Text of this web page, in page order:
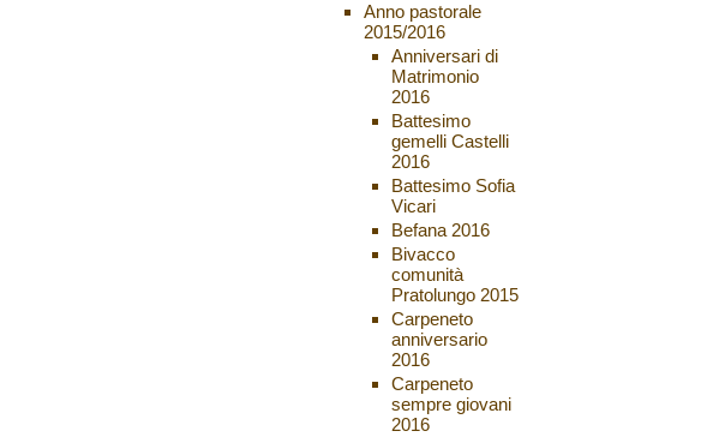
Anno pastorale
2015/2016
Anniversari di
Matrimonio
2016
Battesimo
gemelli Castelli
2016
Battesimo Sofia
Vicari
Befana 2016
Bivacco
comunità
Pratolungo 2015
Carpeneto
anniversario
2016
Carpeneto
sempre giovani
2016